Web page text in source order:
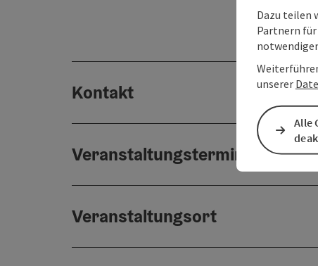
Kontakt
Veranstaltungstermin/e
Veranstaltungsort
Dazu teilen
Partnern für
unserer
Alle